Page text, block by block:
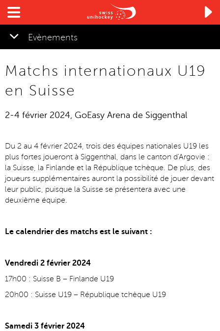

Evènements
Matchs internationaux U19
en Suisse
2-4 février 2024, GoEasy Arena de Siggenthal
Du 2 au 4 février 2024, trois des équipes nationales U19 les
plus fortes joueront à Siggenthal, dans le canton d'Argovie :
la Suisse, la Finlande et la République tchèque. De plus, des
joueurs supplémentaires auront la possibilité de jouer devant
leur public, puisque la Suisse se présentera avec une
deuxième équipe.
Le calendrier des matchs est le suivant :
Vendredi 2 février 2024
17h00 : Suisse B – Finlande U19
20h00 : Suisse U19 – République tchèque U19
Samedi 3 février 2024